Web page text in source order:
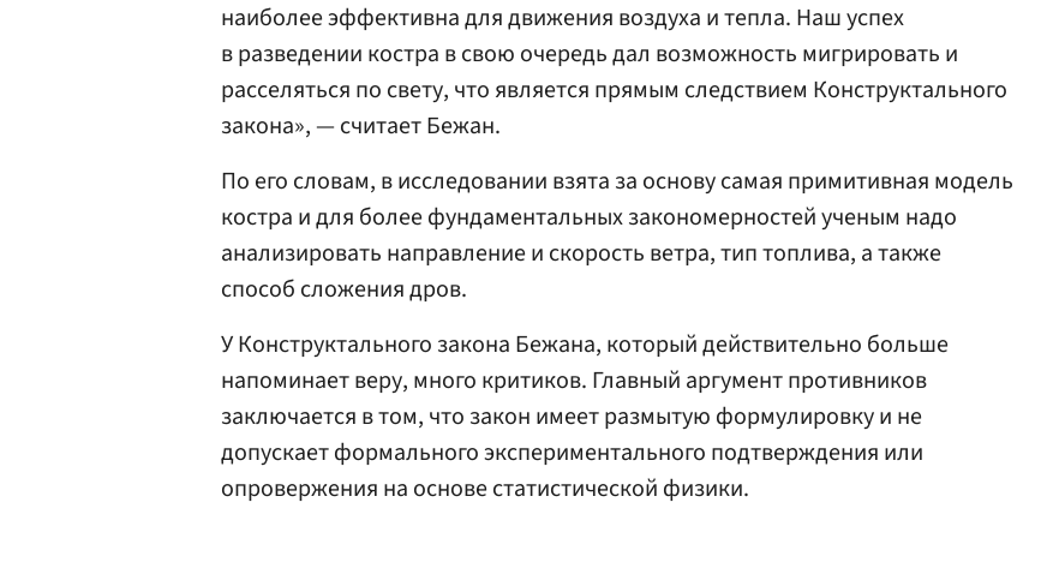
наиболее эффективна для движения воздуха и тепла. Наш успех
в разведении костра в свою очередь дал возможность мигрировать и
расселяться по свету, что является прямым следствием Конструктального
закона», — считает Бежан.
По его словам, в исследовании взята за основу самая примитивная модель
костра и для более фундаментальных закономерностей ученым надо
анализировать направление и скорость ветра, тип топлива, а также
способ сложения дров.
У Конструктального закона Бежана, который действительно больше
напоминает веру, много критиков. Главный аргумент противников
заключается в том, что закон имеет размытую формулировку и не
допускает формального экспериментального подтверждения или
опровержения на основе статистической физики.